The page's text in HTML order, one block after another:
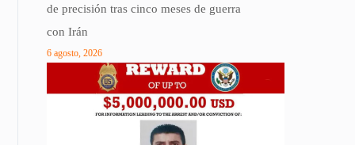
de precisión tras cinco meses de guerra
con Irán
6 agosto, 2026